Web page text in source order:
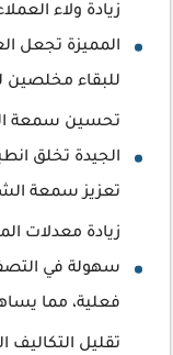
زيادة ولاء
المميزة تجعل
للبقاء مخلصين
تحسين سمعة
الجيدة تخلق
تعزيز سمعة
زيادة معدلات
سهولة في
فعلية، مما
تقليل